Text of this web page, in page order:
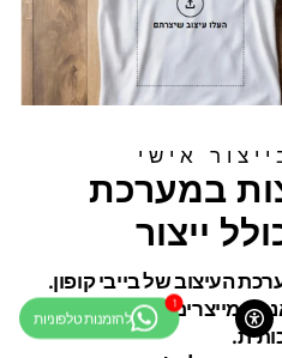
אישי
במערכת
ייצור
העיצוב של בייבי קופון.
מייצרים לכם חולצה